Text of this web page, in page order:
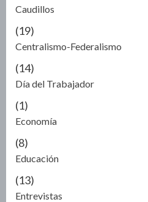
Caudillos
(19)
Centralismo-Federalismo
(14)
Día del Trabajador
(1)
Economía
(8)
Educación
(13)
Entrevistas